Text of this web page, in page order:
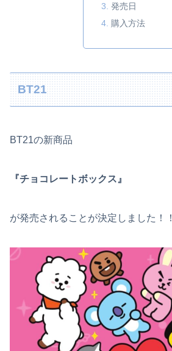
発売日
購入方法
BT21
BT21の新商品
『チョコレートボックス』
が発売されることが決定しました！！